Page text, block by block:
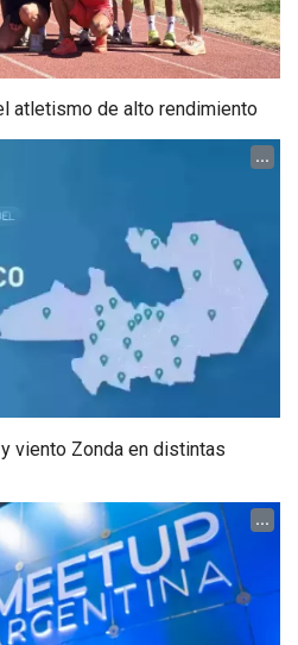
atletismo de alto rendimiento
...
viento Zonda en distintas
...